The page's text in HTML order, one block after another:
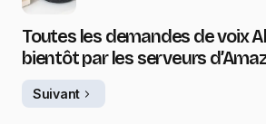
Toutes les demandes de voix
bientôt par les serveurs
Suivant